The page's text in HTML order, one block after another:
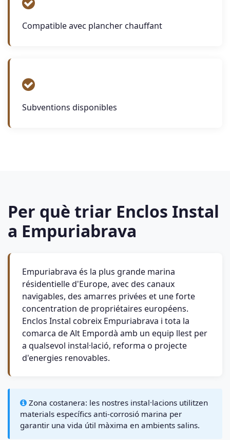
Compatible avec plancher chauffant
Subventions disponibles
Per què triar Enclos Instal
a Empuriabrava
Empuriabrava és la plus grande marina
résidentielle d'Europe, avec des canaux
navigables, des amarres privées et une forte
concentration de propriétaires européens.
Enclos Instal cobreix Empuriabrava i tota la
comarca de Alt Empordà amb un equip llest per
a qualsevol instal·lació, reforma o projecte
d'energies renovables.
Zona costanera: les nostres instal·lacions utilitzen
materials específics anti-corrosió marina per
garantir una vida útil màxima en ambients salins.